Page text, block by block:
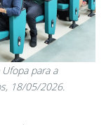
para a
18/05/2026.